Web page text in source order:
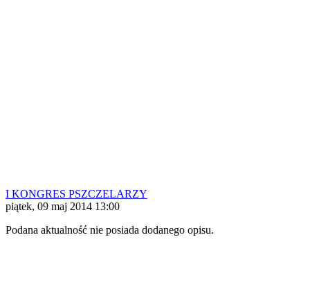
I KONGRES PSZCZELARZY
piątek, 09 maj 2014 13:00
Podana aktualność nie posiada dodanego opisu.